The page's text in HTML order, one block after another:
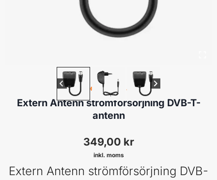
MASTFÖRSTÄRKARE & FILTER
Extern Antenn strömförsörjning DVB-T-
antenn
349,00 kr
inkl. moms
Extern Antenn strömförsörjning DVB-